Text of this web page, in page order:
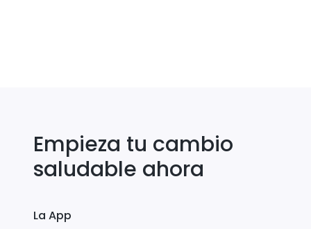
Empieza tu cambio
saludable ahora
La App